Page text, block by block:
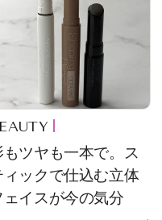
もツヤも一本で。ス
ィックで仕込む立体
ェイスが今の気分